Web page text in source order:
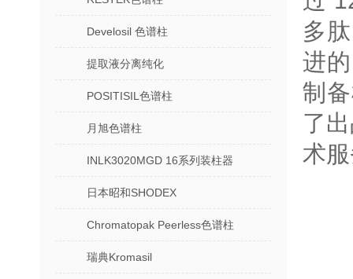
Develosil 色谱柱
提取液分离纯化
POSITISIL色谱柱
月旭色谱柱
INLK3020MGD 16系列装柱器
日本昭和SHODEX
Chromatopak Peerless色谱柱
瑞典Kromasil
多
进
制
了
术